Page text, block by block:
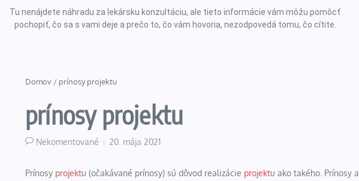
Tu nenájdete náhradu za lekársku konzultáciu, ale tieto informácie vám môžu pomôcť
pochopiť, čo sa s vami deje a prečo to, čo vám hovoria, nezodpovedá tomu, čo cítite.
Domov / prínosy projektu
prínosy projektu
Nekomentované 20. mája 2021
Prínosy projektu (očakávané prínosy) sú dôvod realizácie projektu ako takého. Prínosy a